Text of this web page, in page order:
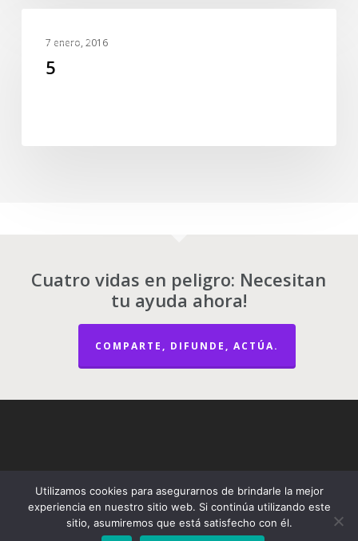
7 enero, 2016
5
Cuatro vidas en peligro: Necesitan
tu ayuda ahora!
COMPARTE, DIFUNDE, ACTÚA.
© 2026 Gatos Parque Kennedy | Kennedy Park Kittens.
Utilizamos cookies para asegurarnos de brindarle la mejor
experiencia en nuestro sitio web. Si continúa utilizando este
sitio, asumiremos que está satisfecho con él.